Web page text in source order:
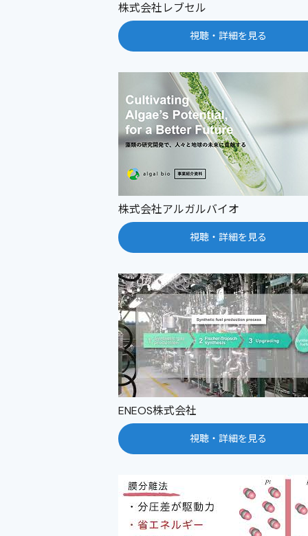
株式会社レブセル
視聴・詳細を見る
株式会社アルガルバイオ
視聴・詳細を見る
ENEOS株式会社
視聴・詳細を見る